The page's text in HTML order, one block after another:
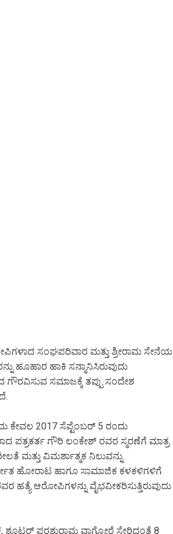
ಸಂಘಪರಿವಾರ ಮತ್ತು ಶ್ರೀರಾಮ ಸೇನೆಯ
ಹೂಹಾರ ಹಾಕಿ ಸನ್ಮಾನಿಸಿರುವುದು
ಗೌರವಿಸುವ ಸಮಾಜಕ್ಕೆ ತಪ್ಪು ಸಂದೇಶ
ಕೇವಲ 2017 ಸೆಪ್ಟೆಂಬರ್ 5 ರಂದು
ಪತ್ರಕರ್ತ ಗೌರಿ ಲಂಕೇಶ್ ರವರ ಸ್ಮರಣೆಗೆ ಮಾತ್ರ
ಮತ್ತು ವಿಮರ್ಶಾತ್ಮಕ ನಿಲುವನ್ನು
ಹೋರಾಟ ಹಾಗೂ ಸಾಮಾಜಿಕ ಕಳಕಳಿಗಳಿಗೆ
ಆರೋಪಿಗಳನ್ನು ವೈಭವೀಕರಿಸುತ್ತಿರುವುದು
ಪರಶುರಾಮ ವಾಗ್ಮೋರೆ ಸೇರಿದಂತೆ 8